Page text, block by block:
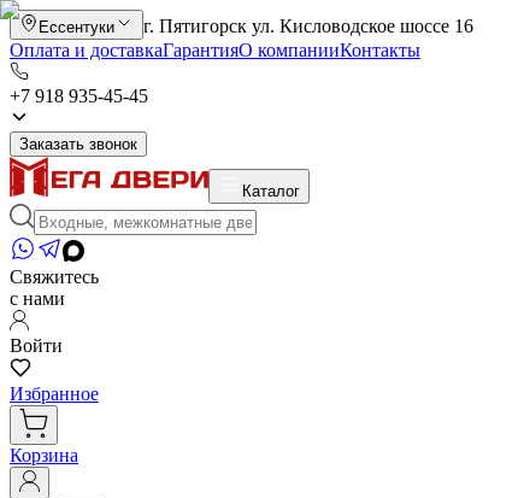
Ессентуки
г. Пятигорск ул. Кисловодское шоссе 16
Оплата и доставкаГарантияО компанииКонтакты
+7 918 935-45-45
Заказать звонок
Каталог
Свяжитесь
с нами
Войти
Избранное
Корзина